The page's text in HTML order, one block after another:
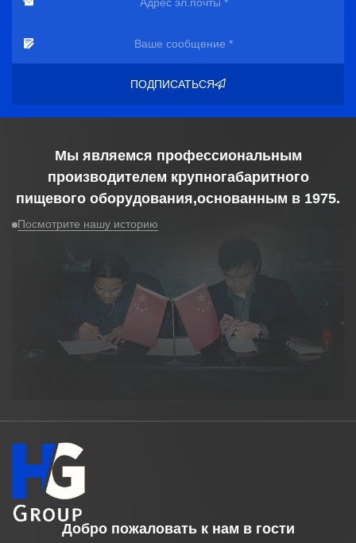
ПОДПИСАТЬСЯ
Мы являемся профессиональным
производителем крупногабаритного
пищевого оборудования,основанным в 1975.
Посмотрите нашу историю
Добро пожаловать к нам в гости